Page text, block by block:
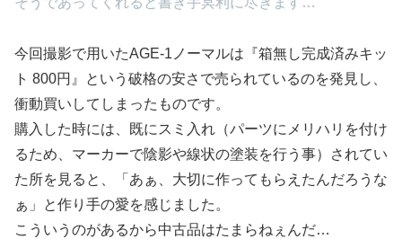
今回撮影で用いたAGE-1ノーマルは『箱無し完成済みキッ
ト 800円』という破格の安さで売られているのを発見し、
衝動買いしてしまったものです。
購入した時には、既にスミ入れ（パーツにメリハリを付け
るため、マーカーで陰影や線状の塗装を行う事）されてい
た所を見ると、「あぁ、大切に作ってもらえたんだろうな
ぁ」と作り手の愛を感じました。
こういうのがあるから中古品はたまらねぇんだ…